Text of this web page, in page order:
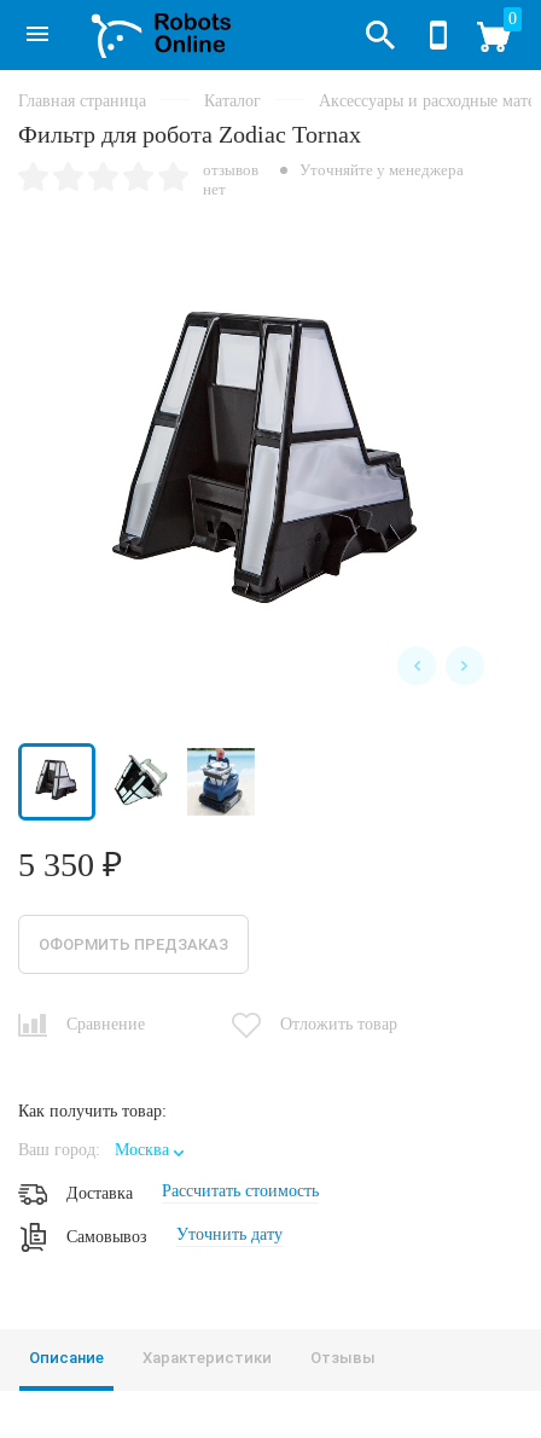
0
Главная страница Каталог Аксессуары и расходные
Фильтр для робота Zodiac Tornax
отзывов
нет
Уточняйте у менеджера
5 350 ₽
ОФОРМИТЬ ПРЕДЗАКАЗ
Сравнение Отложить товар
Как получить товар:
Ваш город: Москва
Доставка Рассчитать стоимость
Самовывоз Уточнить дату
Описание Характеристики Отзывы